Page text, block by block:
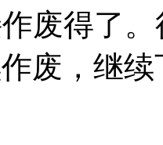
废得了
废，继